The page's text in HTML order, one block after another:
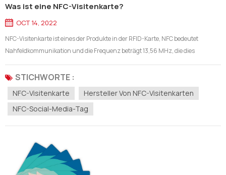
Was ist eine NFC-Visitenkarte?
OCT 14, 2022
NFC-Visitenkarte ist eines der Produkte in der RFID-Karte, NFC bedeutet
Nahfeldkommunikation und die Frequenz beträgt 13,56 MHz, die dies
gewährleisten NFC-Karte kann 100% kompatibel mit mobilen NFC-Geräten
sein. NFC-Visitenkarten können Ihnen helfen, Ihre eigenen
Kontaktinformationen oder Informa...
STICHWORTE :
NFC-Visitenkarte
Hersteller Von NFC-Visitenkarten
NFC-Social-Media-Tag